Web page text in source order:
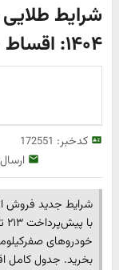
شرایط طلایی
۱۴۰۴: اقساط ۶۰ ماهه برای ساینا و شاهین
کدخبر: 172551
بخرید. جدول کامل